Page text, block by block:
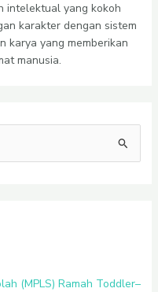
intelektual yang kokoh
karakter dengan sistem
karya yang memberikan
manusia.
(MPLS) Ramah Toddler–